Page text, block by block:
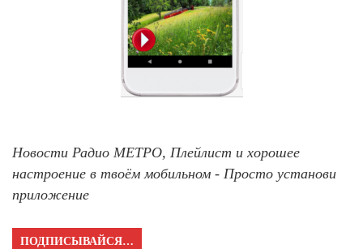
Новости Радио МЕТРО, Плейлист и хорошее
настроение в твоём мобильном - Просто установи
приложение
ПОДПИСЫВАЙСЯ…